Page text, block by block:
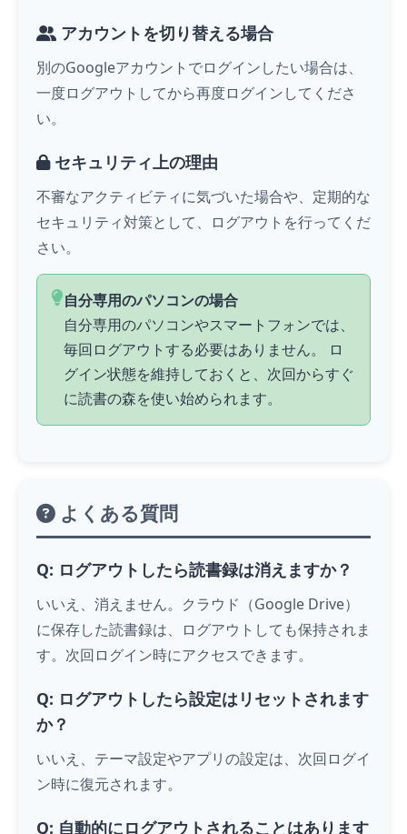
アカウントを切り替える場合
別のGoogleアカウントでログインしたい場合は、
一度ログアウトしてから再度ログインしてくださ
い。
セキュリティ上の理由
不審なアクティビティに気づいた場合や、定期的な
セキュリティ対策として、ログアウトを行ってくだ
さい。
自分専用のパソコンの場合
自分専用のパソコンやスマートフォンでは、
毎回ログアウトする必要はありません。 ロ
グイン状態を維持しておくと、次回からすぐ
に読書の森を使い始められます。
よくある質問
Q: ログアウトしたら読書録は消えますか？
いいえ、消えません。クラウド（Google Drive）
に保存した読書録は、ログアウトしても保持されま
す。次回ログイン時にアクセスできます。
Q: ログアウトしたら設定はリセットされます
か？
いいえ、テーマ設定やアプリの設定は、次回ログイ
ン時に復元されます。
Q: 自動的にログアウトされることはあります